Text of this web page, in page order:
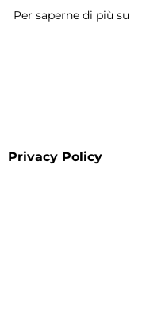
Per saperne di più su
Privacy Policy